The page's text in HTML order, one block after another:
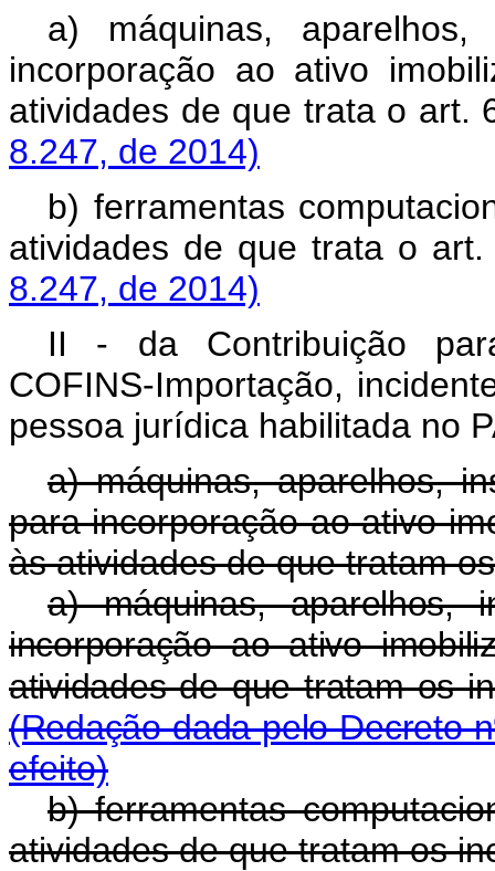
a) máquinas, aparelhos,
incorporação ao ativo
atividades de que trata o art.
8.247, de 2014)
b) ferramentas
atividades de que trata o
8.247, de 2014)
II - da Contribuição
COFINS-Importação,
pessoa jurídica habilitada no
a) máquinas, aparelhos,
para incorporação ao ativo
às atividades de que tratam
a) máquinas, aparelhos,
incorporação ao ativo
atividades de que tratam os
(Redação dada pelo Decreto
efeito)
b) ferramentas
atividades de que tratam os